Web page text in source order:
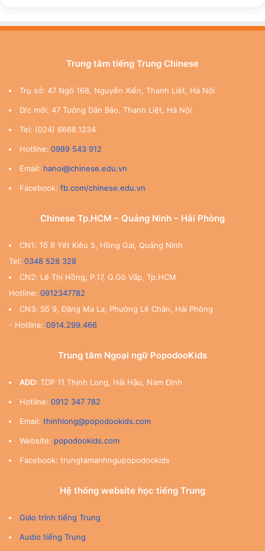
Trung tâm tiếng Trung Chinese
Trụ sở: 47 Ngõ 168, Nguyễn Xiển, Thanh Liệt, Hà Nội
D/c mới: 47 Tưởng Dân Bảo, Thanh Liệt, Hà Nội
Tel: (024) 6668.1234
Hotline: 0989 543 912
Email: hanoi@chinese.edu.vn
Facebook: fb.com/chinese.edu.vn
Chinese Tp.HCM – Quảng Ninh – Hải Phòng
CN1: Tổ 8 Yết Kiêu 5, Hồng Gai, Quảng Ninh
Tel: 0348 528 328
CN2: Lê Thị Hồng, P.17, Q.Gò Vấp, Tp.HCM
Hotline: 0912347782
CN3: Số 9, Đặng Ma La, Phường Lê Chân, Hải Phòng
- Hotline: 0914.299.466
Trung tâm Ngoại ngữ PopodooKids
ADD: TDP 11 Thịnh Long, Hải Hậu, Nam Định
Hotline: 0912 347 782
Email: thinhlong@popodookids.com
Website: popodookids.com
Facebook: trungtamanhngupopodookids
Hệ thống website học tiếng Trung
Giáo trình tiếng Trung
Audio tiếng Trung